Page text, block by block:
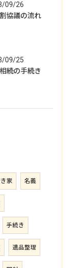
09/26
協議の流れ
09/25
続の手続き
家 名義
手続き
遺品整理